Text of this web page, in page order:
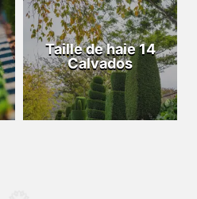
Taille de haie 14
Calvados